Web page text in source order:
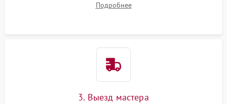
Подробнее
3. Выезд мастера